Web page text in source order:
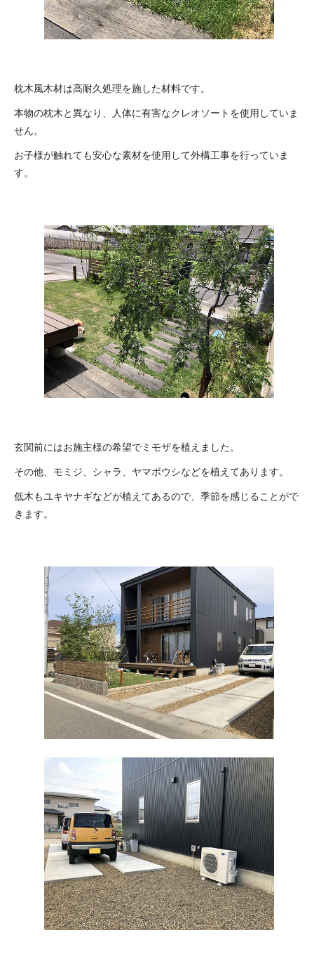
枕木風木材は高耐久処理を施した材料です。
本物の枕木と異なり、人体に有害なクレオソートを使用していま
せん。
お子様が触れても安心な素材を使用して外構工事を行っていま
す。
玄関前にはお施主様の希望でミモザを植えました。
その他、モミジ、シャラ、ヤマボウシなどを植えてあります。
低木もユキヤナギなどが植えてあるので、季節を感じることがで
きます。